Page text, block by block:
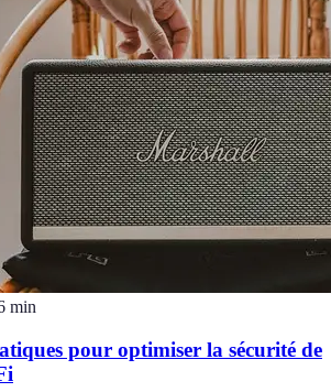
min
pour optimiser la sécurité de